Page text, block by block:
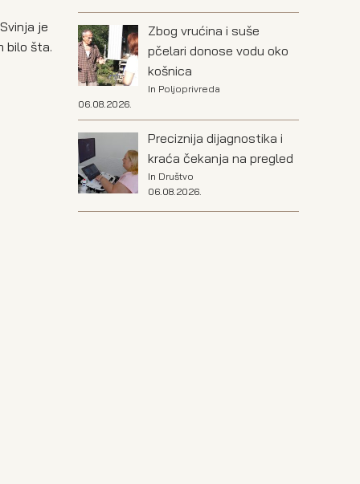
je
bilo šta.
Zbog vrućina i suše
pčelari donose vodu oko
košnica
In Poljoprivreda
06.08.2026.
Preciznija dijagnostika i
kraća čekanja na pregled
In Društvo
06.08.2026.